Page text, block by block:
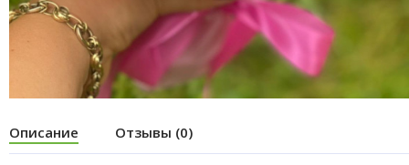
Описание Отзывы (0)